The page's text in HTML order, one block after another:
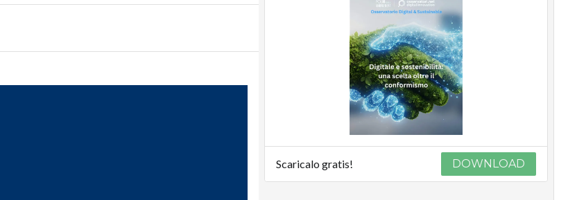
Scaricalo gratis! DOWNLOAD